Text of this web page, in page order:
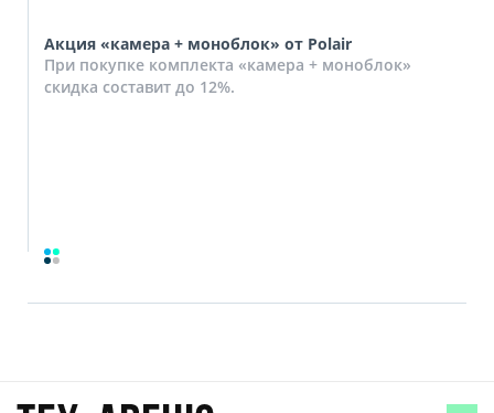
Акция «камера + моноблок» от Polair
При покупке комплекта «камера + моноблок»
скидка составит до 12%.